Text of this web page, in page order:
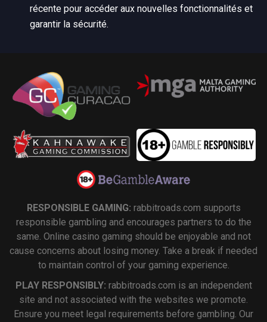
récente pour accéder aux nouvelles fonctionnalités et
garantir la sécurité.
RESPONSIBLE GAMING: rabbitroads.com supports
responsible gambling and encourages partners to do the
same. Online casino gaming should be enjoyable and not
cause concerns about losing money. Take a break if needed
to maintain control of your gaming experience.
PLAY RESPONSIBLY: rabbitroads.com is an independent
site and not associated with the websites we promote.
Ensure you meet legal requirements before gambling. Our